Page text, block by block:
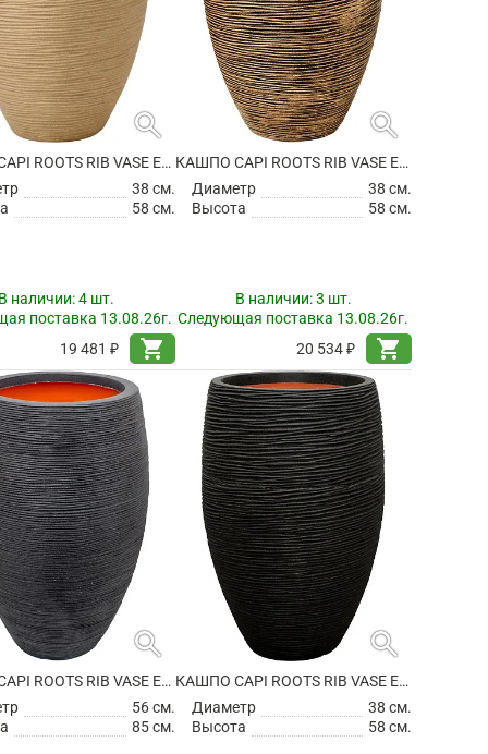
search
КАШПО CAPI ROOTS RIB VASE ELEGANT DELUXE BEIGE
38 см.
58 см.
наличии:4 шт.
поставка 13.08.26г.
19 481 ₽
shopping_cart
search
КАШПО CAPI ROOTS RIB VASE ELEGANT DELUXE BLACK GOLD
Диаметр
38 см.
Высота
58 см.
В наличии:3 шт.
Следующая поставка 13.08.26г.
20 534 ₽
shopping_cart
search
КАШПО CAPI ROOTS RIB VASE ELEGANT DELUXE BLACK
56 см.
85 см.
search
КАШПО CAPI ROOTS RIB VASE ELEGANT DELUXE BLACK
Диаметр
38 см.
Высота
58 см.